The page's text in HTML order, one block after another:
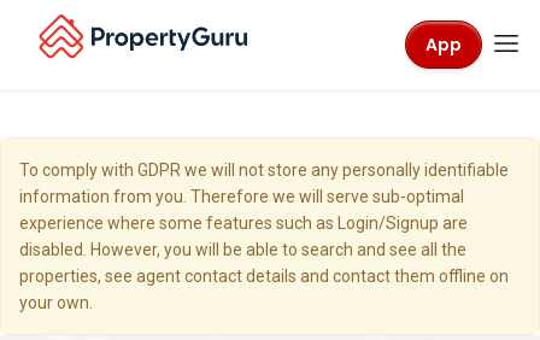
App
To comply with GDPR we will not store any personally identifiable
information from you. Therefore we will serve sub-optimal
experience where some features such as Login/Signup are
disabled. However, you will be able to search and see all the
properties, see agent contact details and contact them offline on
your own.